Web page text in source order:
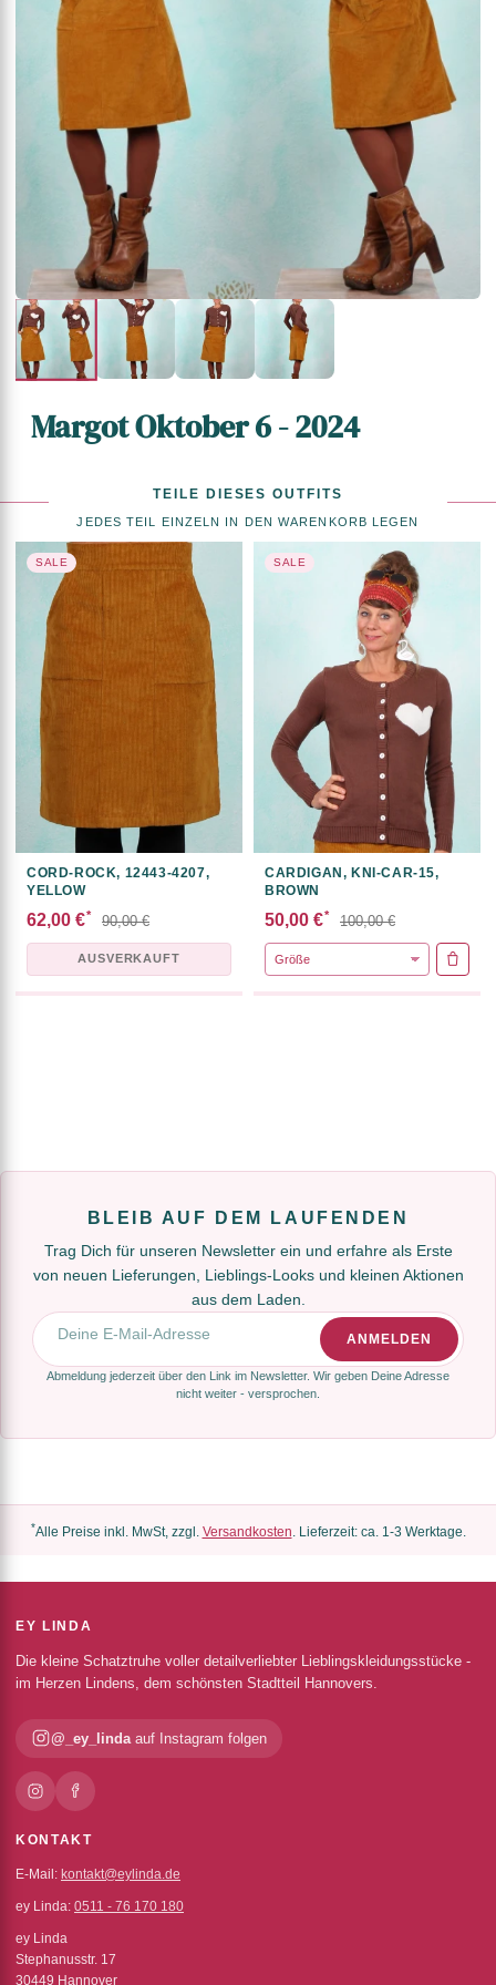
Margot Oktober 6 - 2024
TEILE DIESES OUTFITS
JEDES TEIL EINZELN IN DEN WARENKORB LEGEN
SALE
CORD-ROCK, 12443-4207,
YELLOW
62,00 €* 90,00 €
AUSVERKAUFT
SALE
CARDIGAN, KNI-CAR-15,
BROWN
50,00 €* 100,00 €
IN
BLEIB AUF DEM LAUFENDEN
Trag Dich für unseren Newsletter ein und erfahre als Erste
von neuen Lieferungen, Lieblings-Looks und kleinen Aktionen
aus dem Laden.
E-Mail-Adresse
ANMELDEN
Abmeldung jederzeit über den Link im Newsletter. Wir geben Deine Adresse
nicht weiter - versprochen.
*Alle Preise inkl. MwSt, zzgl. Versandkosten. Lieferzeit: ca. 1-3 Werktage.
EY LINDA
Die kleine Schatztruhe voller detailverliebter Lieblingskleidungsstücke -
im Herzen Lindens, dem schönsten Stadtteil Hannovers.
@_ey_linda auf Instagram folgen
KONTAKT
E-Mail: kontakt@eylinda.de
ey Linda: 0511 - 76 170 180
ey Linda
Stephanusstr. 17
30449 Hannover